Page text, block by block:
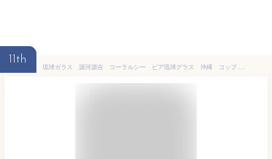
11th
琉球ガラス 源河源吉 コーラルシー ビア琉球グラス 沖縄 コップ グラス 琉球 プレゼント お土産 沖縄県 OKINAWA お土産 誕生日 結婚祝い 引き出物ギフト コロナ 応援 復興 推し色 推しカラー 青